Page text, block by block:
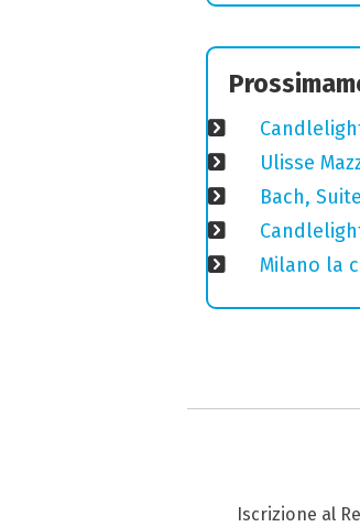
Ulisse
Bach,
Milano la
Iscrizione al